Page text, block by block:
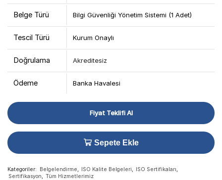
Belge Türü Bilgi Güvenliği Yönetim Sistemi (1 Adet)
Tescil Türü Kurum Onaylı
Doğrulama Akreditesiz
Ödeme Banka Havalesi
Fiyat Teklifi Al
Sepete Ekle
Kategoriler: Belgelendirme, ISO Kalite Belgeleri, ISO Sertifikaları,
Sertifikasyon, Tüm Hizmetlerimiz